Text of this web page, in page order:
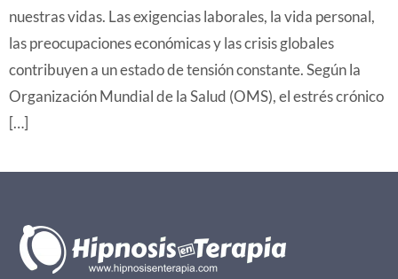
nuestras vidas. Las exigencias laborales, la vida personal,
las preocupaciones económicas y las crisis globales
contribuyen a un estado de tensión constante. Según la
Organización Mundial de la Salud (OMS), el estrés crónico
[…]